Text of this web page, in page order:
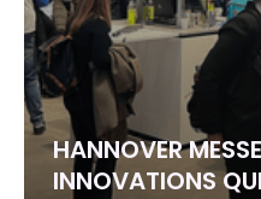
HANNOVER
INNOVATIONS